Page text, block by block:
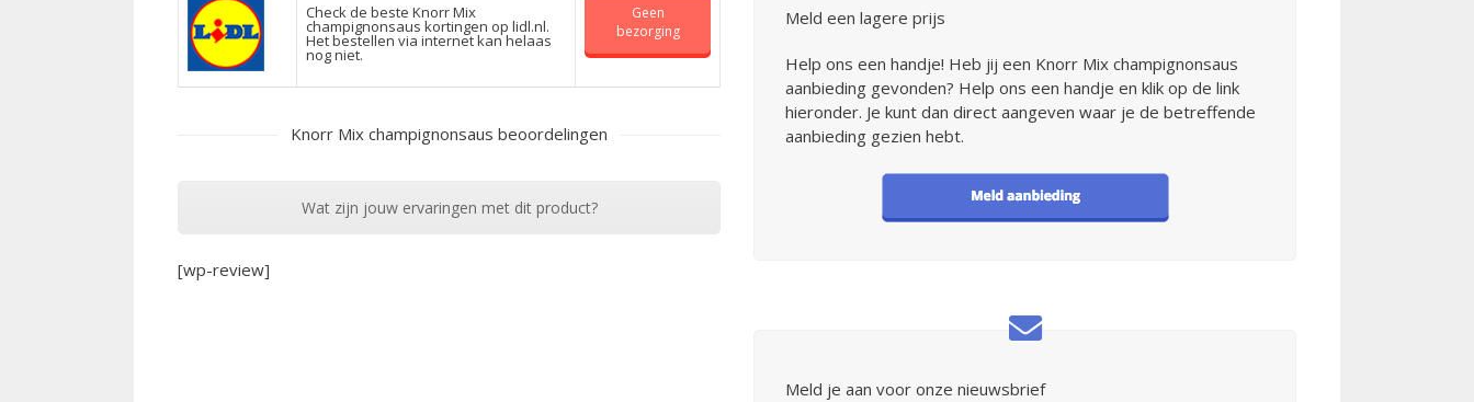
Check de beste Knorr Mix
champignonsaus kortingen op lidl.nl.
Het bestellen via internet kan helaas
nog niet.
Geen
bezorging
Knorr Mix champignonsaus beoordelingen
Wat zijn jouw ervaringen met dit product?
[wp-review]
Meld een lagere prijs
Help ons een handje! Heb jij een Knorr Mix champignonsaus
aanbieding gevonden? Help ons een handje en klik op de link
hieronder. Je kunt dan direct aangeven waar je de betreffende
aanbieding gezien hebt.
Meld je aan voor onze nieuwsbrief